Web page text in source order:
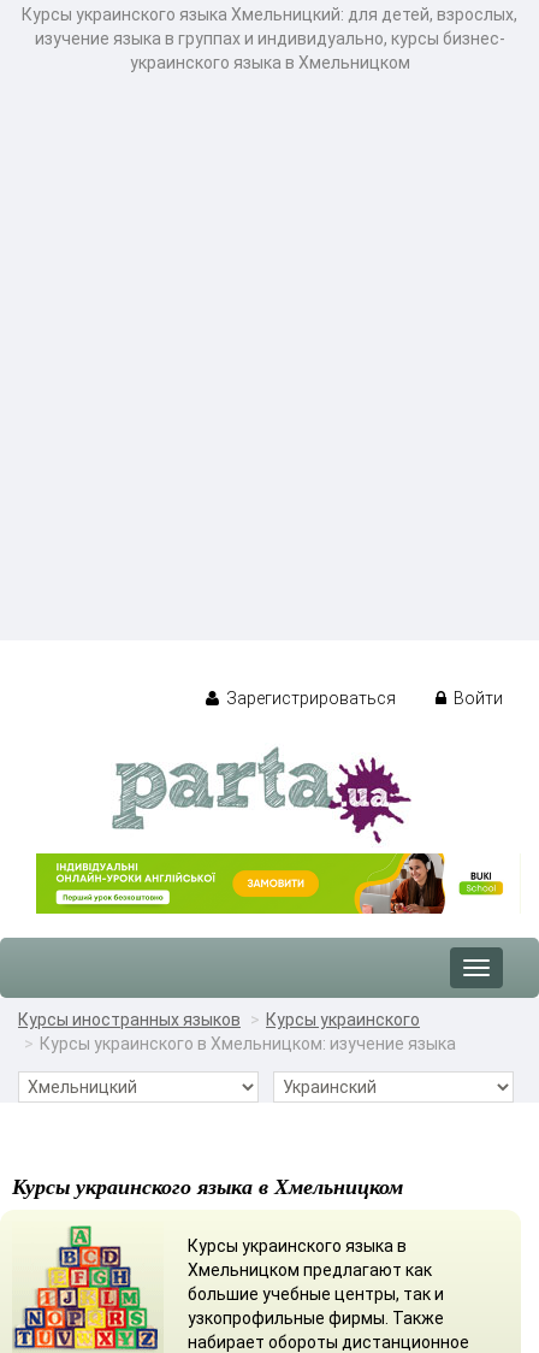
Курсы украинского языка Хмельницкий: для детей, взрослых,
изучение языка в группах и индивидуально, курсы бизнес-
украинского языка в Хмельницком
Зарегистрироваться Войти
Toggle
Курсы иностранных языков
Курсы украинского
Курсы украинского в Хмельницком: изучение языка
Курсы украинского языка в Хмельницком
Курсы украинского языка в
Хмельницком предлагают как
большие учебные центры, так и
узкопрофильные фирмы. Также
набирает обороты дистанционное